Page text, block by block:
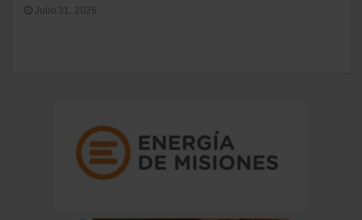
Julio 31, 2026